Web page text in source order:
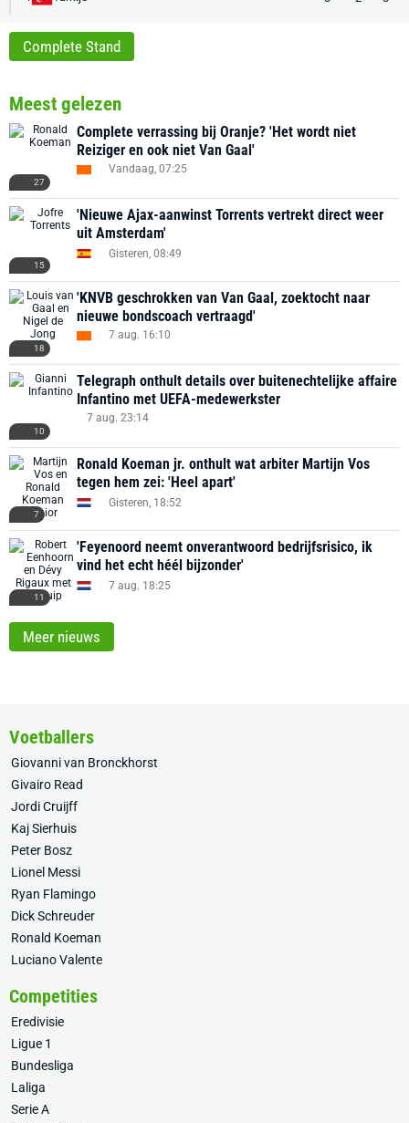
Complete Stand
Meest gelezen
27
Complete verrassing bij Oranje? 'Het wordt niet
Reiziger en ook niet Van Gaal'
Vandaag, 07:25
15
'Nieuwe Ajax-aanwinst Torrents vertrekt direct weer
uit Amsterdam'
Gisteren, 08:49
18
'KNVB geschrokken van Van Gaal, zoektocht naar
nieuwe bondscoach vertraagd'
7 aug. 16:10
10
Telegraph onthult details over buitenechtelijke affaire
Infantino met UEFA-medewerkster
7 aug. 23:14
7
Ronald Koeman jr. onthult wat arbiter Martijn Vos
tegen hem zei: 'Heel apart'
Gisteren, 18:52
11
'Feyenoord neemt onverantwoord bedrijfsrisico, ik
vind het echt héél bijzonder'
7 aug. 18:25
Meer nieuws
Voetballers
Giovanni van Bronckhorst
Givairo Read
Jordi Cruijff
Kaj Sierhuis
Peter Bosz
Lionel Messi
Ryan Flamingo
Dick Schreuder
Ronald Koeman
Luciano Valente
Competities
Eredivisie
Ligue 1
Bundesliga
Laliga
Serie A